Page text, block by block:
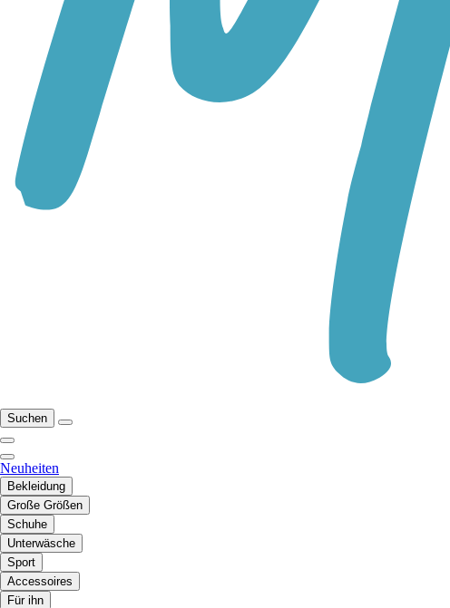
Suchen
Neuheiten
Bekleidung
Große Größen
Schuhe
Unterwäsche
Sport
Accessoires
Für ihn